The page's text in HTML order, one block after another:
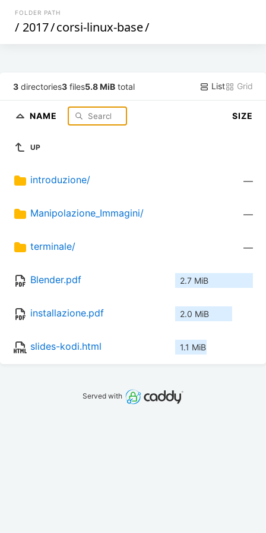
FOLDER PATH
/ 2017/corsi-linux-base/
3 directories3 files5.8 MiB total List Grid
NAME SIZE
UP
introduzione/ —
Manipolazione_Immagini/ —
terminale/ —
Blender.pdf 2.7 MiB
installazione.pdf 2.0 MiB
slides-kodi.html 1.1 MiB
Served with